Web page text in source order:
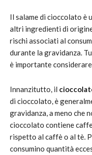
Il salame di cioccolato è
altri ingredienti di
rischi associati al
durante la gravidanza.
è importante
Innanzitutto, il
di cioccolato, è
gravidanza, a meno che
cioccolato contiene
rispetto al caffè o al tè.
consumino quantità